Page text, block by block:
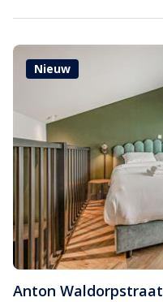
Nieuw
Anton Waldorpstraat